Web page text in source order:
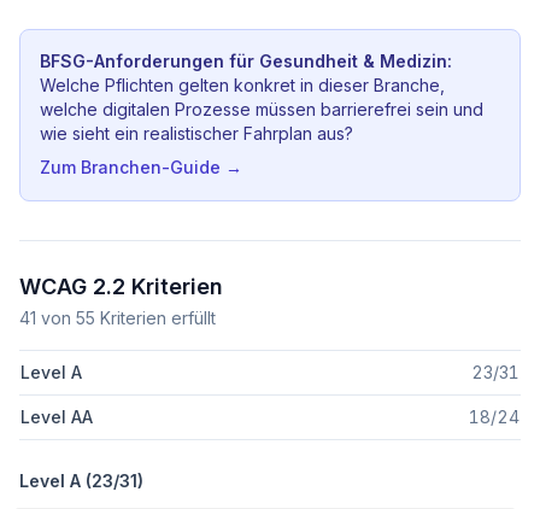
BFSG-Anforderungen für Gesundheit & Medizin:
Welche Pflichten gelten konkret in dieser Branche,
welche digitalen Prozesse müssen barrierefrei sein und
wie sieht ein realistischer Fahrplan aus?
Zum Branchen-Guide →
WCAG 2.2 Kriterien
41 von 55 Kriterien erfüllt
Level A 23/31
Level AA 18/24
Level A (23/31)